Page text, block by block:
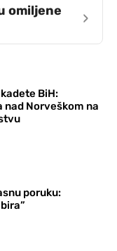
omiljene
›
BiH:
nad Norveškom na
poruku: